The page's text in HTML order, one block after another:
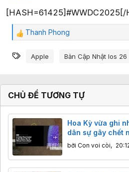
[HASH=61425]#WWDC2025[/
C
m
c
:
Thanh Phong
Từ khóa
Apple Bản Cập Nhật Ios 26
CHỦ ĐỀ TƯƠNG TỰ
Hoa Kỳ vừa ghi
dân sự gây chết
sóng GPS quân
bởi Con voi còi,